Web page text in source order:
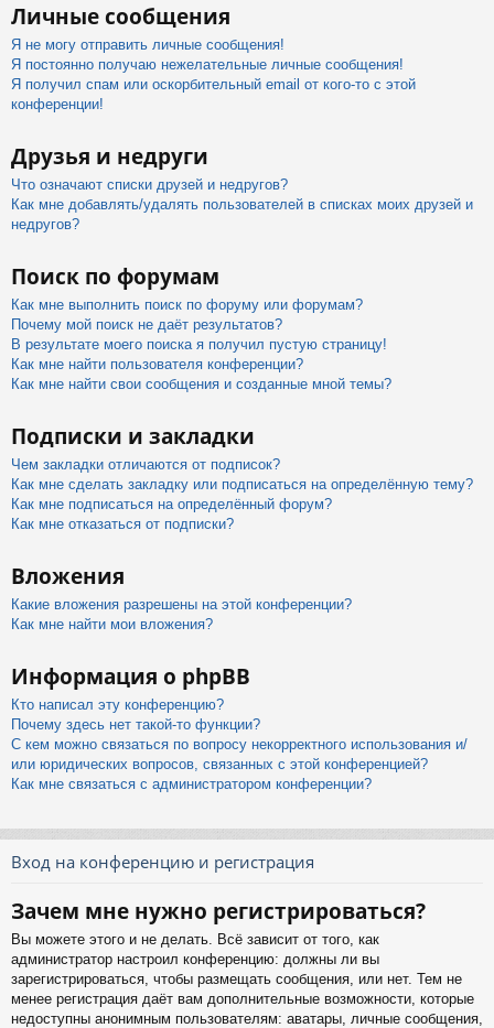
Личные сообщения
Я не могу отправить личные сообщения!
Я постоянно получаю нежелательные личные сообщения!
Я получил спам или оскорбительный email от кого-то с этой
конференции!
Друзья и недруги
Что означают списки друзей и недругов?
Как мне добавлять/удалять пользователей в списках моих друзей и
недругов?
Поиск по форумам
Как мне выполнить поиск по форуму или форумам?
Почему мой поиск не даёт результатов?
В результате моего поиска я получил пустую страницу!
Как мне найти пользователя конференции?
Как мне найти свои сообщения и созданные мной темы?
Подписки и закладки
Чем закладки отличаются от подписок?
Как мне сделать закладку или подписаться на определённую тему?
Как мне подписаться на определённый форум?
Как мне отказаться от подписки?
Вложения
Какие вложения разрешены на этой конференции?
Как мне найти мои вложения?
Информация о phpBB
Кто написал эту конференцию?
Почему здесь нет такой-то функции?
С кем можно связаться по вопросу некорректного использования и/
или юридических вопросов, связанных с этой конференцией?
Как мне связаться с администратором конференции?
Вход на конференцию и регистрация
Зачем мне нужно регистрироваться?
Вы можете этого и не делать. Всё зависит от того, как
администратор настроил конференцию: должны ли вы
зарегистрироваться, чтобы размещать сообщения, или нет. Тем не
менее регистрация даёт вам дополнительные возможности, которые
недоступны анонимным пользователям: аватары, личные сообщения,